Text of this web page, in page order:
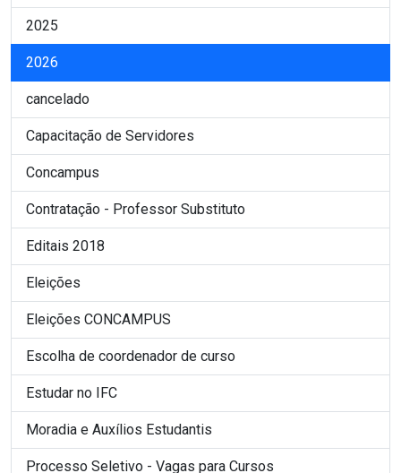
2025
2026
cancelado
Capacitação de Servidores
Concampus
Contratação - Professor Substituto
Editais 2018
Eleições
Eleições CONCAMPUS
Escolha de coordenador de curso
Estudar no IFC
Moradia e Auxílios Estudantis
Processo Seletivo - Vagas para Cursos